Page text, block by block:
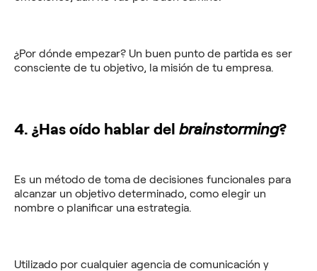
¿Por dónde empezar? Un buen punto de partida es ser
consciente de tu objetivo, la misión de tu empresa.
4. ¿Has oído hablar del brainstorming?
Es un método de toma de decisiones funcionales para
alcanzar un objetivo determinado, como elegir un
nombre o planificar una estrategia.
Utilizado por cualquier agencia de comunicación y